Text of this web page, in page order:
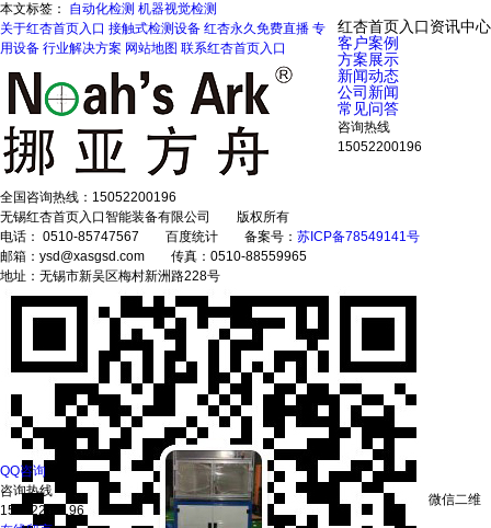
本文标签： 自动化检测 机器视觉检测
红杏首页入口资讯中心
客户案例
方案展示
新闻动态
公司新闻
常见问答
咨询热线
15052200196
关于红杏首页入口 接触式检测设备 红杏永久免费直播 专
用设备 行业解决方案 网站地图 联系红杏首页入口
全国咨询热线： 15052200196
无锡红杏首页入口智能装备有限公司 版权所有
电话： 0510-85747567 百度统计 备案号： 苏ICP备78549141号
邮箱：ysd@xasgsd.com 传真：0510-88559965
地址：无锡市新吴区梅村新洲路228号
微信二维
QQ咨询
咨询热线
15052200196